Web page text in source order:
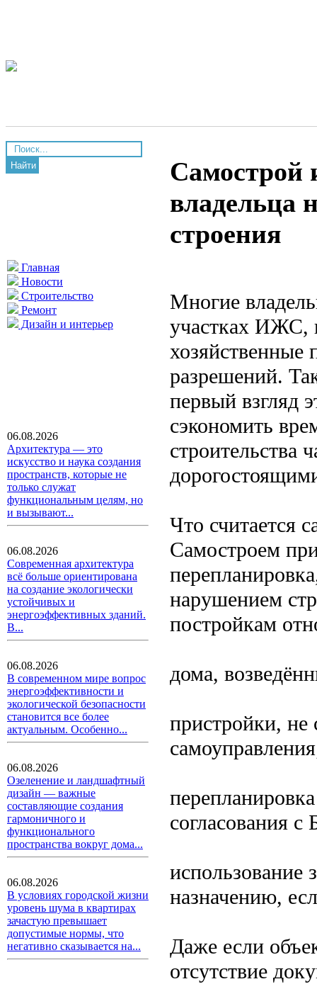
Найти
Главная
Новости
Строительство
Ремонт
Дизайн и интерьер
06.08.2026
Архитектура — это
искусство и наука создания
пространств, которые не
только служат
функциональным целям, но
и вызывают...
06.08.2026
Современная архитектура
всё больше ориентирована
на создание экологически
устойчивых и
энергоэффективных зданий.
В...
06.08.2026
В современном мире вопрос
энергоэффективности и
экологической безопасности
становится все более
актуальным. Особенно...
06.08.2026
Озеленение и ландшафтный
дизайн — важные
составляющие создания
гармоничного и
функционального
пространства вокруг дома...
06.08.2026
В условиях городской жизни
уровень шума в квартирах
зачастую превышает
допустимые нормы, что
негативно сказывается на...
Самострой
владельца
строения
Многие
участках ИЖС,
хозяйственные
разрешений.
первый взгляд
сэкономить
строительства
Что считается
Самостроем
нарушением
постройкам
дома,
пристройки, не
согласования
использование
назначению,
Даже если
отсутствие